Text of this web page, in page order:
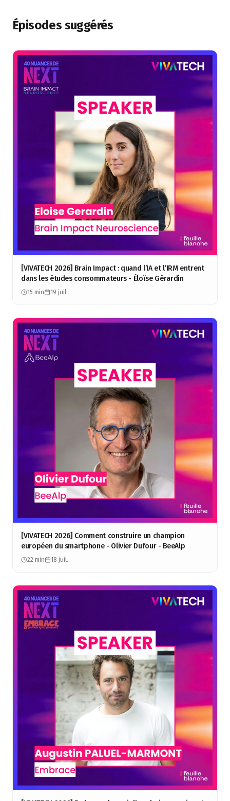
Épisodes suggérés
[VIVATECH 2026] Brain Impact : quand l’IA et l’IRM entrent
dans les études consommateurs - Éloïse Gérardin
15 min 19 juil.
[VIVATECH 2026] Comment construire un champion
européen du smartphone - Olivier Dufour - BeeAlp
22 min 18 juil.